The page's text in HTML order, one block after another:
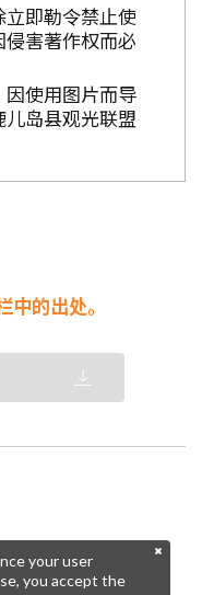
即勒令禁止使
害著作权而必
使用图片而导
岛县观光联盟
的出处。
your user
you accept the